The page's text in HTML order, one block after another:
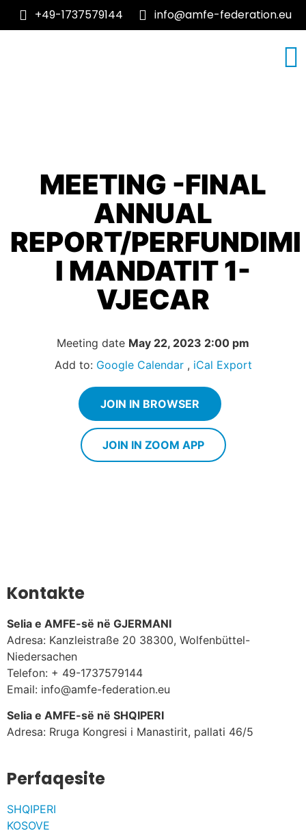
+49-1737579144 info@amfe-federation.eu
MEETING -FINAL
ANNUAL
REPORT/PERFUNDIMI
I MANDATIT 1-
VJECAR
Meeting date May 22, 2023 2:00 pm
Add to: Google Calendar, iCal Export
JOIN IN BROWSER
JOIN IN ZOOM APP
Kontakte
Selia e AMFE-së në GJERMANI
Adresa: Kanzleistraße 20 38300, Wolfenbüttel-
Niedersachen
Telefon: + 49-1737579144
Email: info@amfe-federation.eu
Selia e AMFE-së në SHQIPERI
Adresa: Rruga Kongresi i Manastirit, pallati 46/5
Perfaqesite
SHQIPERI
KOSOVE